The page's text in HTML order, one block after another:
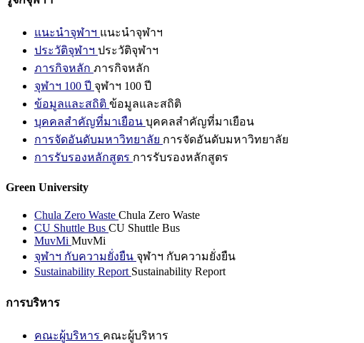
แนะนำจุฬาฯ แนะนำจุฬาฯ
ประวัติจุฬาฯ ประวัติจุฬาฯ
ภารกิจหลัก ภารกิจหลัก
จุฬาฯ 100 ปี จุฬาฯ 100 ปี
ข้อมูลและสถิติ ข้อมูลและสถิติ
บุคคลสำคัญที่มาเยือน บุคคลสำคัญที่มาเยือน
การจัดอันดับมหาวิทยาลัย การจัดอันดับมหาวิทยาลัย
การรับรองหลักสูตร การรับรองหลักสูตร
Green University
Chula Zero Waste Chula Zero Waste
CU Shuttle Bus CU Shuttle Bus
MuvMi MuvMi
จุฬาฯ กับความยั่งยืน จุฬาฯ กับความยั่งยืน
Sustainability Report Sustainability Report
การบริหาร
คณะผู้บริหาร คณะผู้บริหาร